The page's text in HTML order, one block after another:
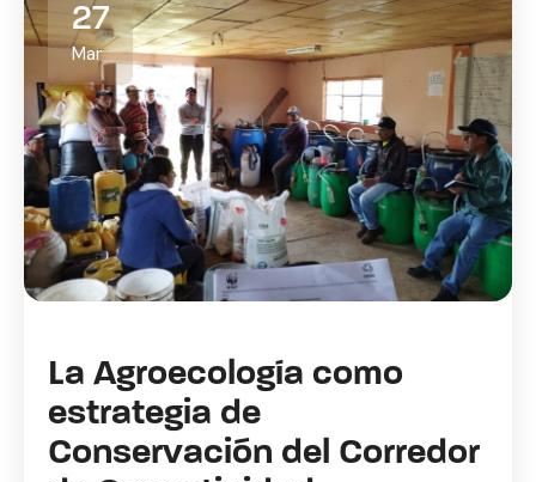
27
Mar
La Agroecología como
estrategia de
Conservación del Corredor